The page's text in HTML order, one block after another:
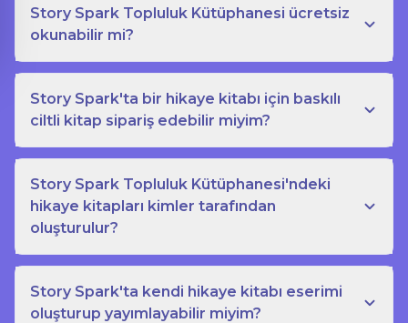
Story Spark Topluluk Kütüphanesi ücretsiz
okunabilir mi?
Story Spark'ta bir hikaye kitabı için baskılı
ciltli kitap sipariş edebilir miyim?
Story Spark Topluluk Kütüphanesi'ndeki
hikaye kitapları kimler tarafından
oluşturulur?
Story Spark'ta kendi hikaye kitabı eserimi
oluşturup yayımlayabilir miyim?